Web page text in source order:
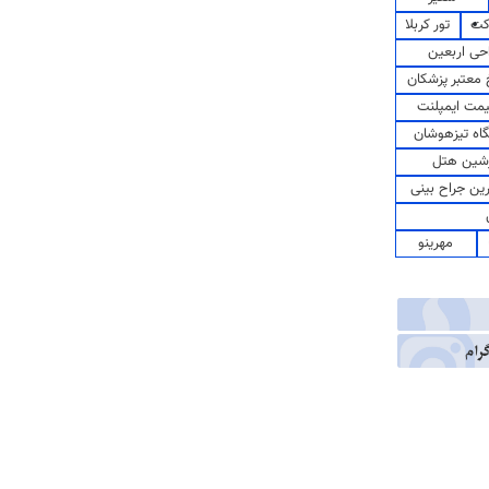
تور کربلا
اربعین
پزشکان
ایمپلنت
تیزهوشان
هتل
جراح بینی
مهرینو